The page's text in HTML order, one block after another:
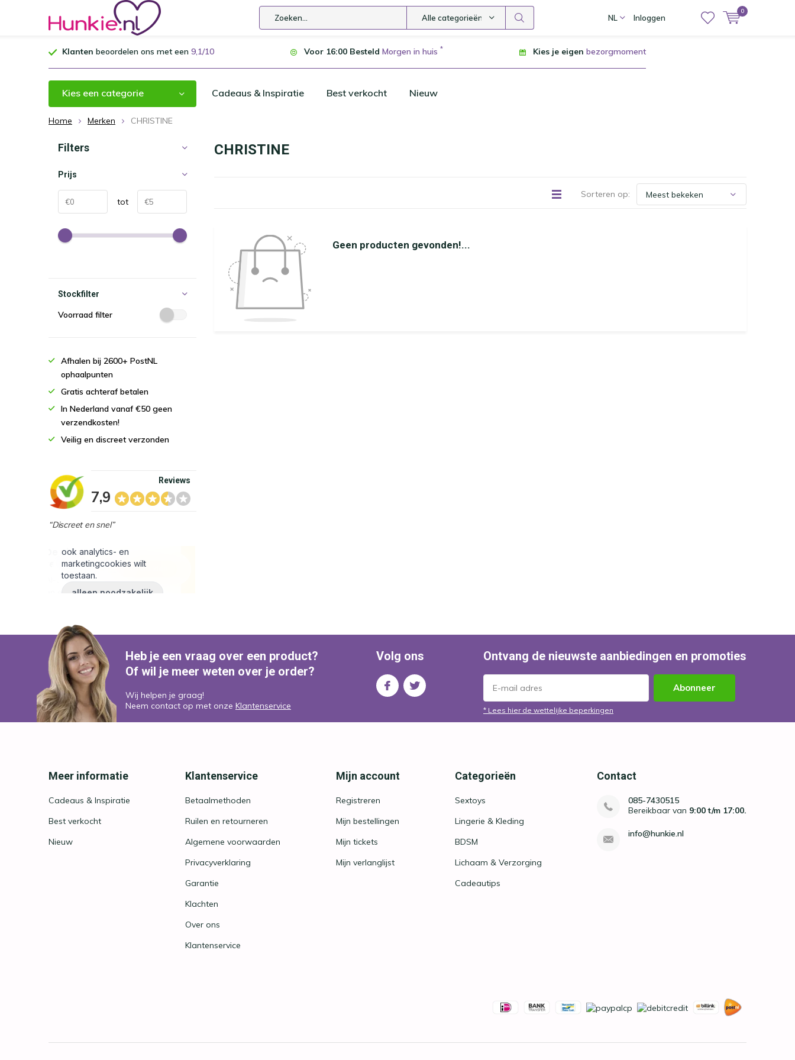
Alle categorieën NL Inloggen
0
Klanten beoordelen ons met een 9,1/10 Voor 16:00 Besteld Morgen in huis * Kies je eigen bezorgmoment
Kies een categorie Cadeaus & Inspiratie Best verkocht Nieuw
Home Merken CHRISTINE
CHRISTINE
Sorteren op:
Geen producten gevonden!...
Filters
Prijs
tot
Stockfilter
Voorraad filter
Afhalen bij 2600+ PostNL
ophaalpunten
Gratis achteraf betalen
In Nederland vanaf €50 geen
verzendkosten!
Veilig en discreet verzonden
7,9
Reviews
“Discreet en snel”
Heb je een vraag over een product?
Of wil je meer weten over je order?
Wij helpen je graag!
Neem contact op met onze Klantenservice
Volg ons Ontvang de nieuwste aanbiedingen en promoties
Abonneer
* Lees hier de wettelijke beperkingen
Meer informatie
Cadeaus & Inspiratie
Best verkocht
Nieuw
Klantenservice
Betaalmethoden
Ruilen en retourneren
Algemene voorwaarden
Privacyverklaring
Garantie
Klachten
Over ons
Klantenservice
Mijn account
Registreren
Mijn bestellingen
Mijn tickets
Mijn verlanglijst
Categorieën
Sextoys
Lingerie & Kleding
BDSM
Lichaam & Verzorging
Cadeautips
Contact
085-7430515
Bereikbaar van 9:00 t/m 17:00.
info@hunkie.nl